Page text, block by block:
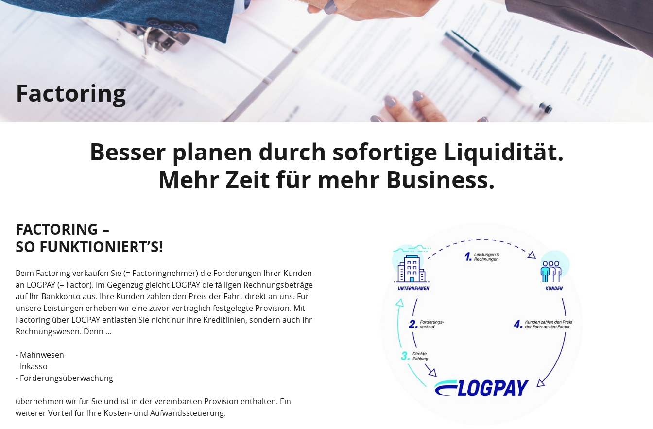
Factoring
Besser planen durch sofortige Liquidität.
Mehr Zeit für mehr Business.
FACTORING –
SO FUNKTIONIERT’S!
Beim Factoring verkaufen Sie (= Factoringnehmer) die Forderungen Ihrer Kunden
an LOGPAY (= Factor). Im Gegenzug gleicht LOGPAY die fälligen Rechnungsbeträge
auf Ihr Bankkonto aus. Ihre Kunden zahlen den Preis der Fahrt direkt an uns. Für
unsere Leistungen erheben wir eine zuvor vertraglich festgelegte Provision. Mit
Factoring über LOGPAY entlasten Sie nicht nur Ihre Kreditlinien, sondern auch Ihr
Rechnungswesen. Denn ...
- Mahnwesen
- Inkasso
- Forderungsüberwachung
übernehmen wir für Sie und ist in der vereinbarten Provision enthalten. Ein
weiterer Vorteil für Ihre Kosten- und Aufwandssteuerung.